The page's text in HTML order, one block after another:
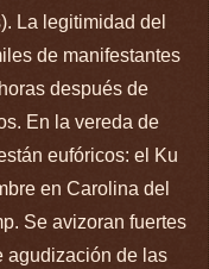
La legitimidad del
de manifestantes
después de
En la vereda de
eufóricos: el Ku
en Carolina del
Se avizoran fuertes
agudización de las